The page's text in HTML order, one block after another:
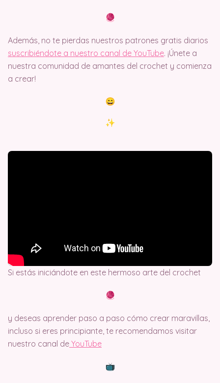
Además, no te pierdas nuestros patrones gratis diarios
suscribiéndote a nuestro canal de YouTube. ¡Únete a
nuestra comunidad de amantes del crochet y comienza
a crear!
Si estás iniciándote en este hermoso arte del crochet
y deseas aprender paso a paso cómo crear maravillas,
incluso si eres principiante, te recomendamos visitar
nuestro canal de YouTube